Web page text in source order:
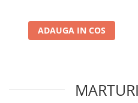
ADAUGA IN COS